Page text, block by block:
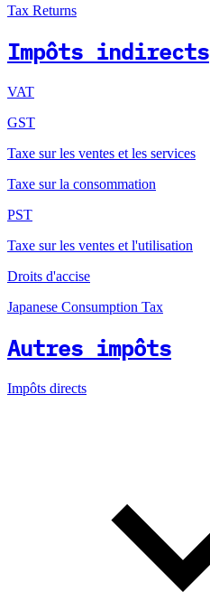
Tax Returns
Impôts indirects
VAT
GST
Taxe sur les ventes et les services
Taxe sur la consommation
PST
Taxe sur les ventes et l'utilisation
Droits d'accise
Japanese Consumption Tax
Autres impôts
Impôts directs